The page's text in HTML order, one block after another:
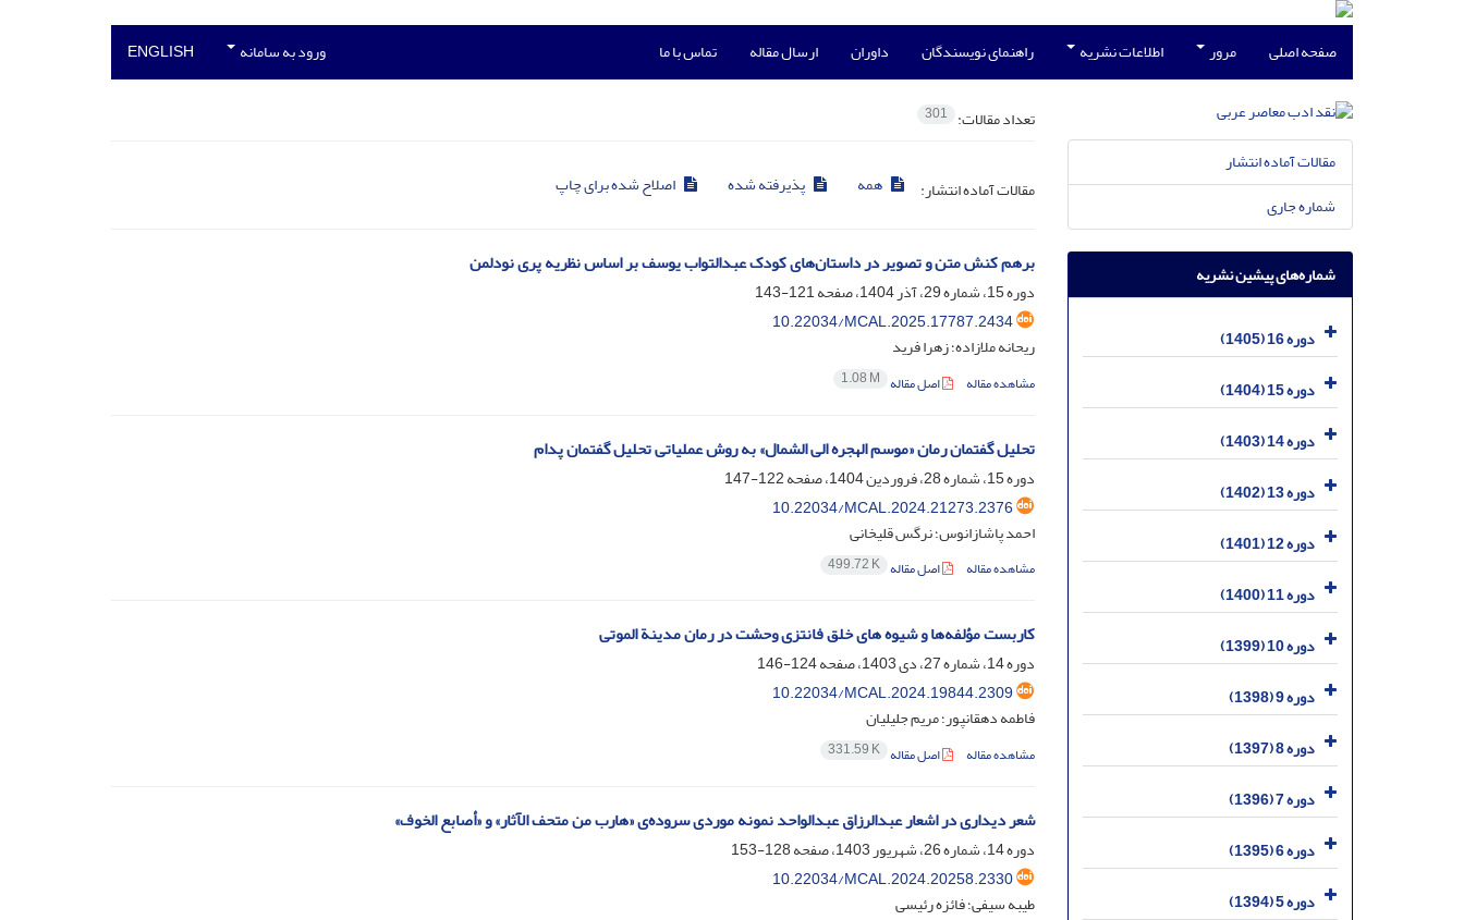
صفحه اصلی مرور اطلاعات نشریه راهنمای نویسندگان داوران ارسال مقاله تماس با ما ورود به سامانه ENGLISH
تعداد مقالات: 301
مقالات آماده انتشار: همه پذیرفته شده اصلاح شده برای چاپ
برهم کنش متن و تصویر در داستان‌های کودک عبدالتواب یوسف بر اساس نظریه پری نودلمن
دوره 15، شماره 29، آذر 1404، صفحه
121-143
10.22034/MCAL.2025.17787.2434
ریحانه ملازاده؛ زهرا فرید
مشاهده مقاله اصل مقاله 1.08 M
تحلیل گفتمان رمان «موسم الهجره الی الشمال» به روش عملیاتی تحلیل گفتمان پدام
دوره 15، شماره 28، فروردین 1404، صفحه
122-147
10.22034/MCAL.2024.21273.2376
احمد پاشازانوس؛ نرگس قلیخانی
مشاهده مقاله اصل مقاله 499.72 K
کاربست مؤلفه‌ها و شیوه های خلق فانتزی وحشت در رمان مدینة الموتی
دوره 14، شماره 27، دی 1403، صفحه
124-146
10.22034/MCAL.2024.19844.2309
فاطمه دهقانپور؛ مریم جلیلیان
مشاهده مقاله اصل مقاله 331.59 K
شعر دیداری در اشعار عبدالرزاق عبدالواحد نمونه موردی سروده‌ی «هارب من متحف الآثار» و «أصابع الخوف»
دوره 14، شماره 26، شهریور 1403، صفحه
128-153
10.22034/MCAL.2024.20258.2330
طیبه سیفی؛ فائزه رئیسی
مقالات آماده انتشار
شماره جاری
شماره‌های پیشین نشریه
دوره 16 (1405)
دوره 15 (1404)
دوره 14 (1403)
دوره 13 (1402)
دوره 12 (1401)
دوره 11 (1400)
دوره 10 (1399)
دوره 9 (1398)
دوره 8 (1397)
دوره 7 (1396)
دوره 6 (1395)
دوره 5 (1394)